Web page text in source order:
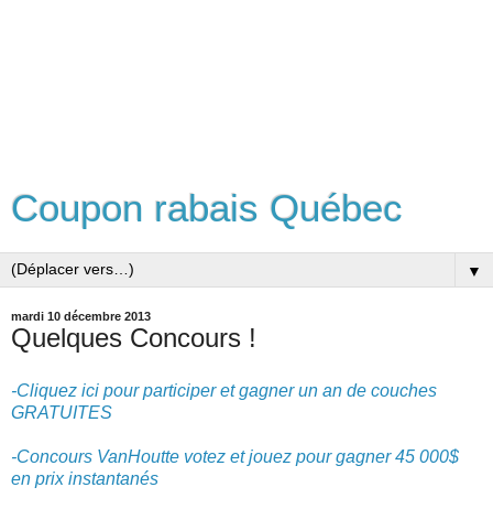
Coupon rabais Québec
▼
mardi 10 décembre 2013
Quelques Concours !
-Cliquez ici pour participer et gagner un an de couches
GRATUITES
-Concours VanHoutte votez et jouez pour gagner 45 000$
en prix instantanés